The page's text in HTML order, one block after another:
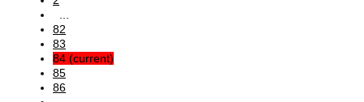
82
83
84 (current)
85
86